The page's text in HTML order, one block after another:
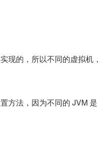
现的，所以不同的虚拟机，
方法，因为不同的 JVM 是